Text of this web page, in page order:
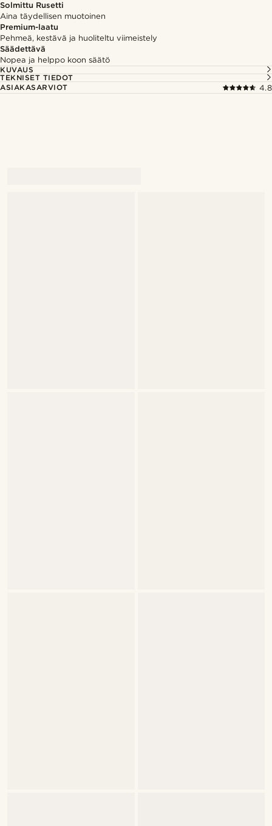
Solmittu Rusetti
Aina täydellisen muotoinen
Premium-laatu
Pehmeä, kestävä ja huoliteltu viimeistely
Säädettävä
Nopea ja helppo koon säätö
KUVAUS
TEKNISET TIEDOT
ASIAKASARVIOT
4.8